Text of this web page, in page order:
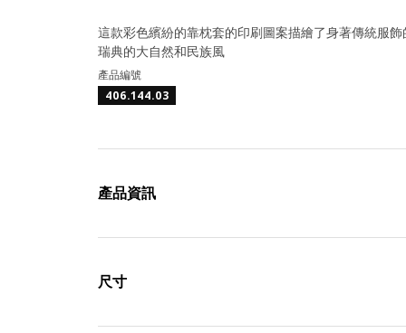
這款彩色繽紛的靠枕套的印刷圖案描繪了身著傳統服
瑞典的大自然和民族風
產品編號
406.144.03
產品資訊
尺寸